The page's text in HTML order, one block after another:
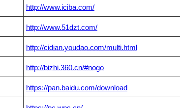
http://www.iciba.com/
http://www.51dzt.com/
http://cidian.youdao.com/multi.html
http://bizhi.360.cn/#nogo
https://pan.baidu.com/download